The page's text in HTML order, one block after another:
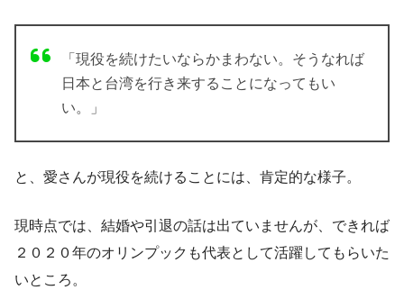
「現役を続けたいならかまわない。そうなれば
日本と台湾を行き来することになってもい
い。」
と、愛さんが現役を続けることには、肯定的な様子。
現時点では、結婚や引退の話は出ていませんが、できれば
２０２０年のオリンプックも代表として活躍してもらいた
いところ。